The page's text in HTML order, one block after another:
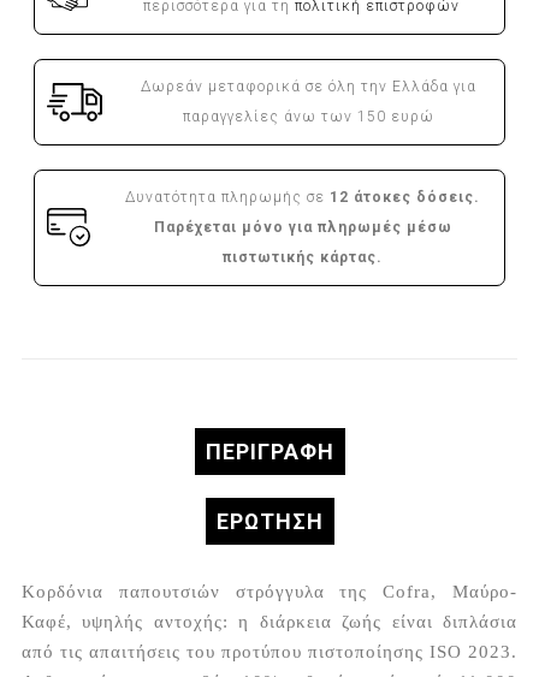
περισσότερα για τηπολιτική επιστροφών
Δωρεάν μεταφορικά σε όλη την Ελλάδα για
παραγγελίες άνω των 150 ευρώ
Δυνατότητα πληρωμής σε 12 άτοκες δόσεις.
Παρέχεται μόνο για πληρωμές μέσω
πιστωτικής κάρτας.
ΠΕΡΙΓΡΑΦΉ
ΕΡΏΤΗΣΗ
Κορδόνια παπουτσιών στρόγγυλα της Cofra, Μαύρο-
Καφέ, υψηλής αντοχής: η διάρκεια ζωής είναι διπλάσια
από τις απαιτήσεις του προτύπου πιστοποίησης ISO 2023.